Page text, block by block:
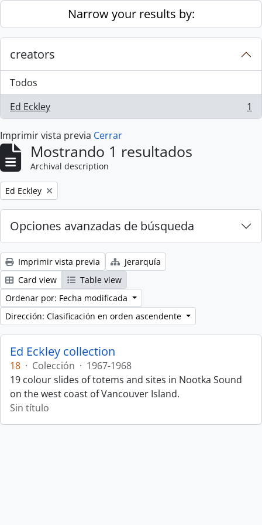
Skip to main contentNarrow your results by:
creators
Todos
Ed Eckley
, 1 resultados 1
Imprimir vista previa Cerrar
Mostrando 1 resultados
Archival description
Remove filter:
Ed Eckley
Opciones avanzadas de búsqueda
Imprimir vista previa
Jerarquía
Card view
Table view
Ordenar por: Fecha modificada
Dirección: Clasificación en orden ascendente
Ed Eckley collection
18 · Colección · 1967-1968
19 colour slides of totems and sites in Nootka Sound
on the west coast of Vancouver Island.
Sin título